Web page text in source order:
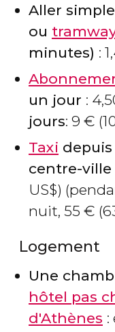
Aller
ou
minutes) :
un jour :
jours: 9 €
Taxi depuis
centre-ville
US$)
nuit, 55 €
Logement
Une
hôtel pas
d'Athènes :